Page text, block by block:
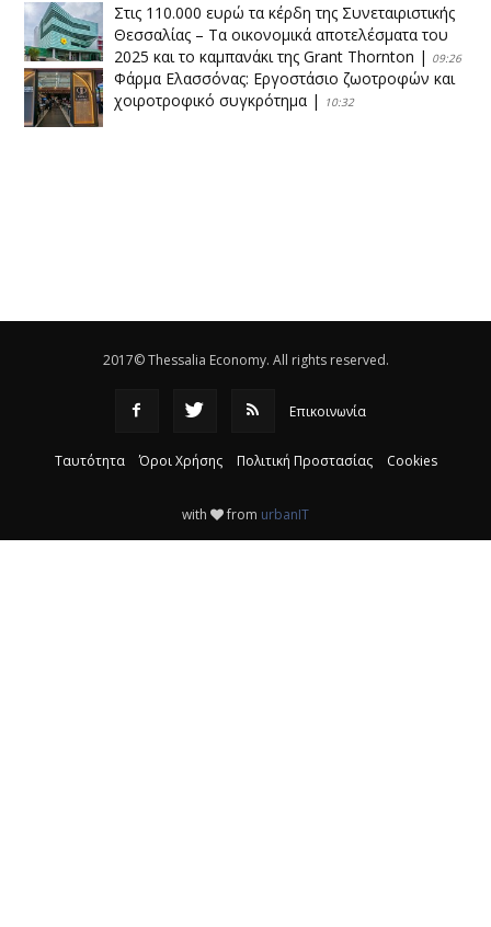
Στις 110.000 ευρώ τα κέρδη της Συνεταιριστικής
Θεσσαλίας – Τα οικονομικά αποτελέσματα του
2025 και το καμπανάκι της Grant Thornton | 09:26
Φάρμα Ελασσόνας: Εργοστάσιο ζωοτροφών και
χοιροτροφικό συγκρότημα | 10:32
2017© Thessalia Economy. All rights reserved.
Επικοινωνία
Ταυτότητα Όροι Χρήσης Πολιτική Προστασίας Cookies
with from urbanIT